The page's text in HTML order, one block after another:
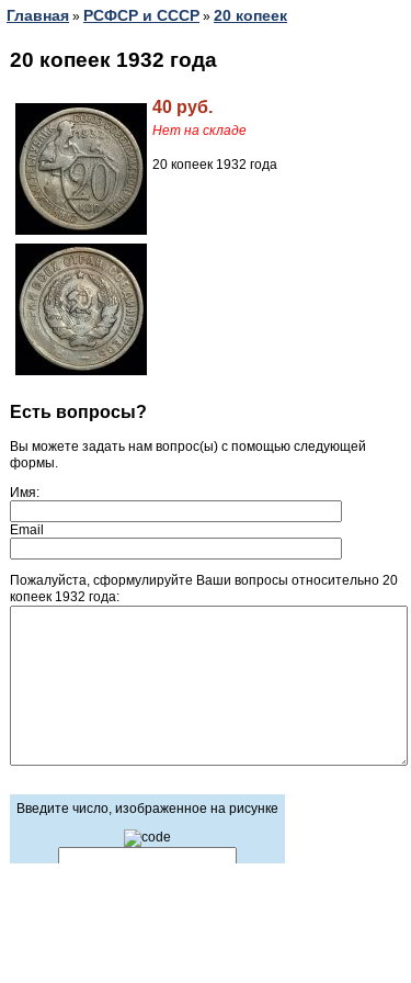
Главная » РСФСР и СССР » 20 копеек
20 копеек 1932 года
40 руб.
Нет на складе
20 копеек 1932 года
Есть вопросы?
Вы можете задать нам вопрос(ы) с помощью следующей
формы.
Имя:
Email
Пожалуйста, сформулируйте Ваши вопросы относительно 20
копеек 1932 года:
Введите число, изображенное на рисунке